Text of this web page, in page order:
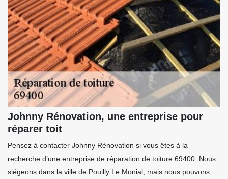
Johnny Rénovation, une entreprise pour
réparer toit
Pensez à contacter Johnny Rénovation si vous êtes à la
recherche d’une entreprise de réparation de toiture 69400. Nous
siégeons dans la ville de Pouilly Le Monial, mais nous pouvons